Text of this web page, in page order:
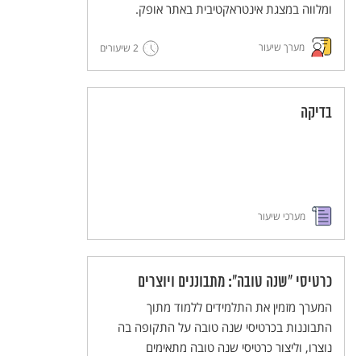
ומלווה במצגת אינטראקטיבית באתר אופק.
מערך שיעור 2 שיעורים
בדיקה
מערכי שיעור
כרטיסי "שנה טובה": מתבוננים ויוצרים
המערך מזמין את התלמידים ללמוד מתוך
התבוננות בכרטיסי שנה טובה על התקופה בה
נוצרו, וליצור כרטיסי שנה טובה מתאימים